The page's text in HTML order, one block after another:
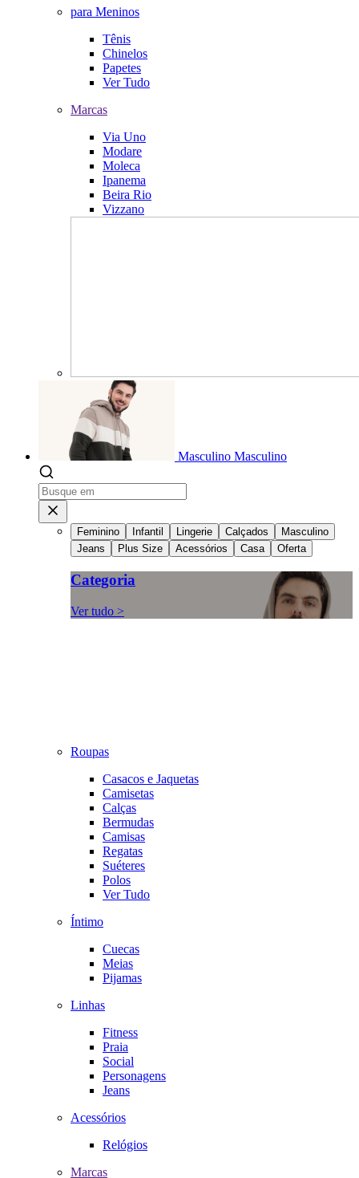
para Meninos
Tênis
Chinelos
Papetes
Ver Tudo
Marcas
Via Uno
Modare
Moleca
Ipanema
Beira Rio
Vizzano
Masculino Masculino
Feminino Infantil Lingerie Calçados
Masculino
Jeans
Plus Size Acessórios Casa Oferta
Categoria
Ver tudo >
Roupas
Casacos e Jaquetas
Camisetas
Calças
Bermudas
Camisas
Regatas
Suéteres
Polos
Ver Tudo
Íntimo
Cuecas
Meias
Pijamas
Linhas
Fitness
Praia
Social
Personagens
Jeans
Acessórios
Relógios
Marcas